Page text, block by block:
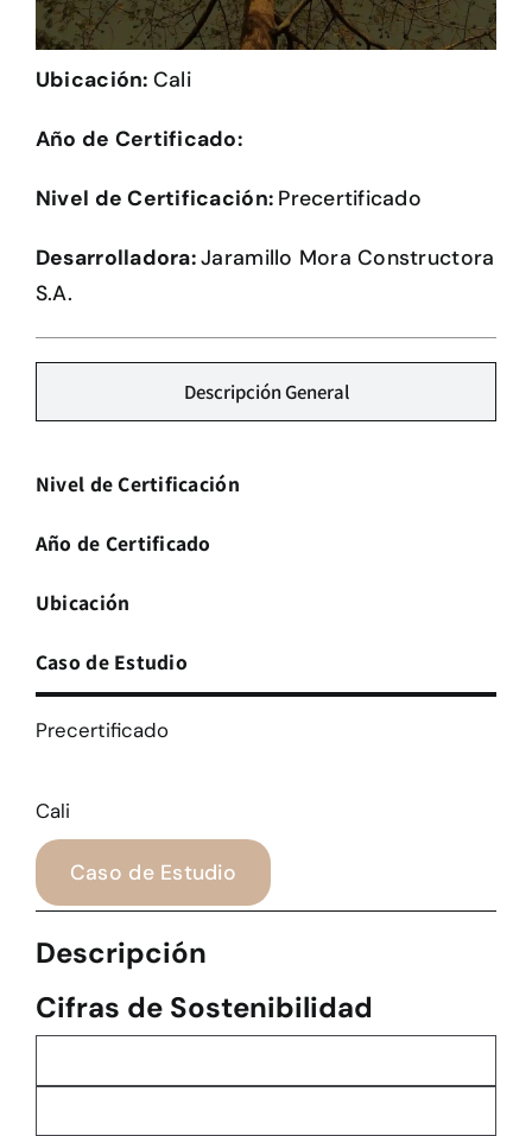
Herramientas
Credenciales
Plataforma CASA
Ubicación: Cali
Año de Certificado:
Nivel de Certificación: Precertificado
Desarrolladora:Jaramillo Mora Constructora
S.A.
Descripción General
Nivel de Certificación
Año de Certificado
Ubicación
Caso de Estudio
Precertificado
Cali
Caso de Estudio
Descripción
Cifras de Sostenibilidad